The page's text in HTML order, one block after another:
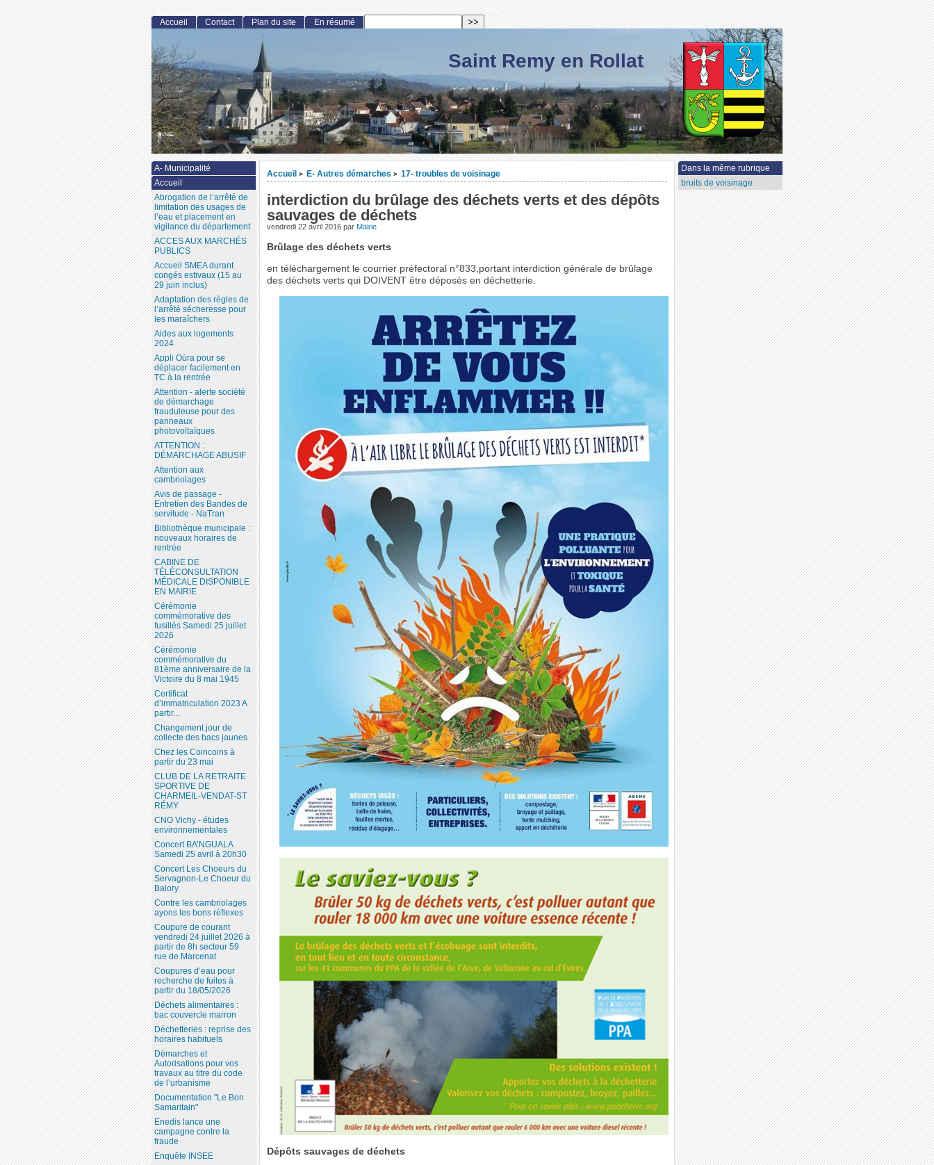
Saint Remy en Rollat
Accueil > E- Autres démarches > 17- troubles de voisinage
interdiction du brûlage des déchets verts et des dépôts
sauvages de déchets
vendredi 22 avril 2016 par Mairie
Brûlage des déchets verts
en téléchargement le courrier préfectoral n°833,portant interdiction générale de brûlage
des déchets verts qui DOIVENT être déposés en déchetterie.
Dépôts sauvages de déchets
Dans la même rubrique
bruits de voisinage
Accueil Contact Plan du site En résumé
A- Municipalité
Accueil
Abrogation de l’arrêté de
limitation des usages de
l’eau et placement en
vigilance du département
ACCES AUX MARCHÉS
PUBLICS
Accueil SMEA durant
congés estivaux (15 au
29 juin inclus)
Adaptation des règles de
l’arrêté sécheresse pour
les maraîchers
Aides aux logements
2024
Appli Oùra pour se
déplacer facilement en
TC à la rentrée
Attention - alerte société
de démarchage
frauduleuse pour des
panneaux
photovoltaïques
ATTENTION :
DÉMARCHAGE ABUSIF
Attention aux
cambriolages
Avis de passage -
Entretien des Bandes de
servitude - NaTran
Bibliothèque municipale :
nouveaux horaires de
rentrée
CABINE DE
TÉLÉCONSULTATION
MÉDICALE DISPONIBLE
EN MAIRIE
Cérémonie
commémorative des
fusillés Samedi 25 juillet
2026
Cérémonie
commémorative du
81ème anniversaire de la
Victoire du 8 mai 1945
Certificat
d’immatriculation 2023 A
partir...
Changement jour de
collecte des bacs jaunes
Chez les Coincoins à
partir du 23 mai
CLUB DE LA RETRAITE
SPORTIVE DE
CHARMEIL-VENDAT-ST
RÉMY
CNO Vichy - études
environnementales
Concert BA’NGUALA
Samedi 25 avril à 20h30
Concert Les Choeurs du
Servagnon-Le Choeur du
Balory
Contre les cambriolages
ayons les bons réflexes
Coupure de courant
vendredi 24 juillet 2026 à
partir de 8h secteur 59
rue de Marcenat
Coupures d’eau pour
recherche de fuites à
partir du 18/05/2026
Déchets alimentaires :
bac couvercle marron
Déchetteries : reprise des
horaires habituels
Démarches et
Autorisations pour vos
travaux au titre du code
de l’urbanisme
Documentation "Le Bon
Samaritain"
Enedis lance une
campagne contre la
fraude
Enquête INSEE